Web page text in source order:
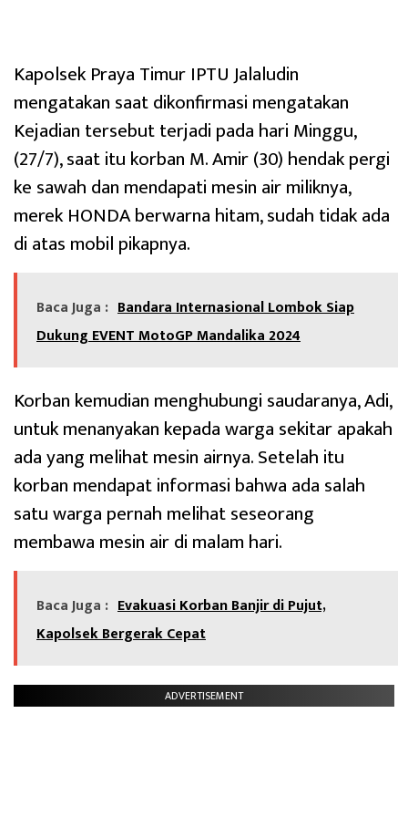
‎Kapolsek Praya Timur IPTU Jalaludin
mengatakan saat dikonfirmasi mengatakan
Kejadian tersebut terjadi pada hari Minggu,
(27/7), saat itu korban M. Amir (30) hendak pergi
ke sawah dan mendapati mesin air miliknya,
merek HONDA berwarna hitam, sudah tidak ada
di atas mobil pikapnya.
Baca Juga : Bandara Internasional Lombok Siap
Dukung EVENT MotoGP Mandalika 2024
‎Korban kemudian menghubungi saudaranya, Adi,
untuk menanyakan kepada warga sekitar apakah
ada yang melihat mesin airnya. Setelah itu
korban mendapat informasi bahwa ada salah
satu warga pernah melihat seseorang
membawa mesin air di malam hari.
Baca Juga : Evakuasi Korban Banjir di Pujut,
Kapolsek Bergerak Cepat
ADVERTISEMENT